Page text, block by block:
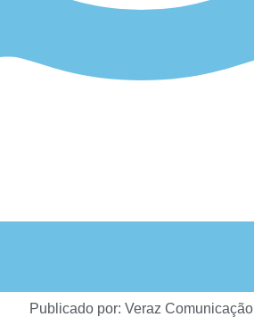
Publicado por: Veraz Comunicação